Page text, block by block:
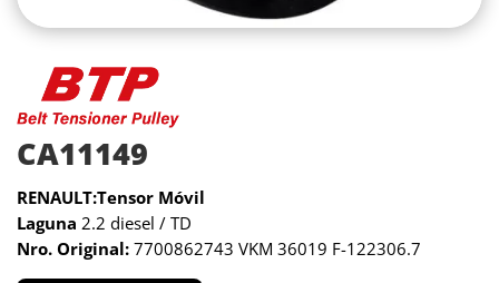
CA11149
RENAULT:Tensor Móvil
Laguna 2.2 diesel / TD
Nro. Original: 7700862743 VKM 36019 F-122306.7